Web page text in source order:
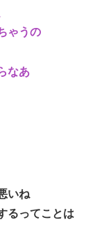
ゃうの
なあ
いね
るってことは